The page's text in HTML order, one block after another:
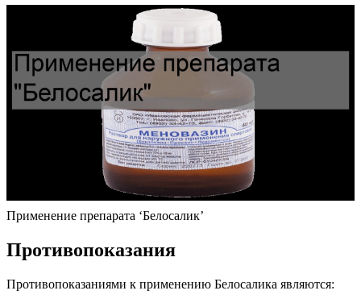
Применение препарата ‘Белосалик’
Противопоказания
Противопоказаниями к применению Белосалика являются: